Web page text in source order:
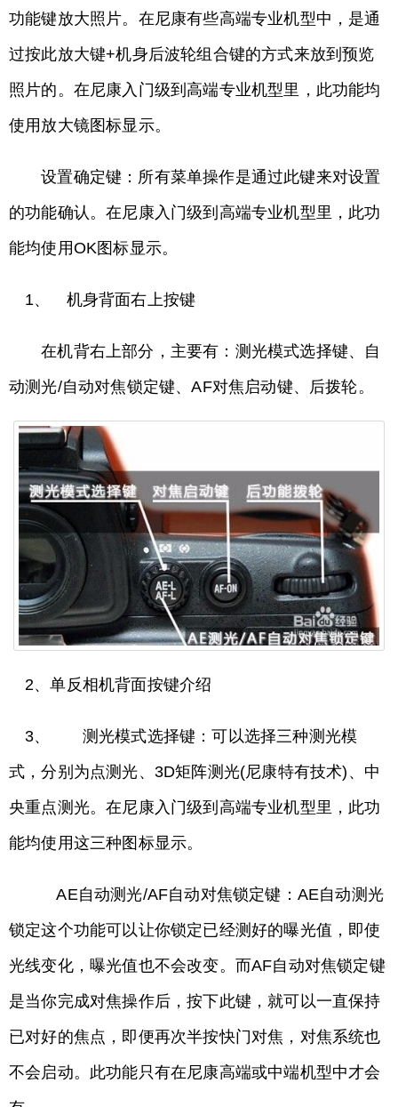
功能键放大照片。在尼康有些高端专业机型中，是通
过按此放大键+机身后波轮组合键的方式来放到预览
照片的。在尼康入门级到高端专业机型里，此功能均
使用放大镜图标显示。
设置确定键：所有菜单操作是通过此键来对设置
的功能确认。在尼康入门级到高端专业机型里，此功
能均使用OK图标显示。
1、 机身背面右上按键
在机背右上部分，主要有：测光模式选择键、自
动测光/自动对焦锁定键、AF对焦启动键、后拨轮。
2、单反相机背面按键介绍
3、 测光模式选择键：可以选择三种测光模
式，分别为点测光、3D矩阵测光(尼康特有技术)、中
央重点测光。在尼康入门级到高端专业机型里，此功
能均使用这三种图标显示。
AE自动测光/AF自动对焦锁定键：AE自动测光
锁定这个功能可以让你锁定已经测好的曝光值，即使
光线变化，曝光值也不会改变。而AF自动对焦锁定键
是当你完成对焦操作后，按下此键，就可以一直保持
已对好的焦点，即便再次半按快门对焦，对焦系统也
不会启动。此功能只有在尼康高端或中端机型中才会